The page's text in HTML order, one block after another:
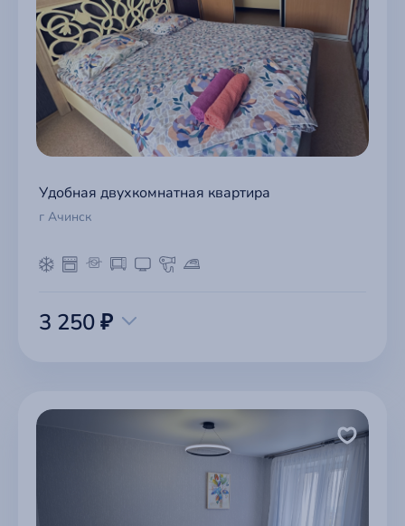
Удобная двухкомнатная квартира
г Ачинск
3 250 ₽